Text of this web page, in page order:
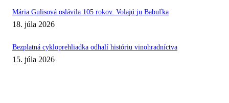
Mária Gulisová oslávila 105 rokov. Volajú ju Babuľka
18. júla 2026
Bezplatná cykloprehliadka odhalí históriu vinohradníctva
15. júla 2026